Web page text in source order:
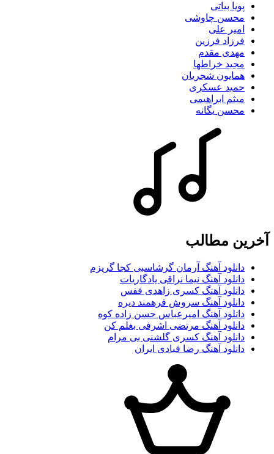
پویا بیاتی
محسن چاوشی
امیر علی
فرزاد فرزین
مهدی مقدم
مجید خراطها
همایون شجریان
حمید عسکری
میثم ابراهیمی
محسن یگانه
آخرین مطالب
دانلود آهنگ آرمان گرشاسبی کجا گریزم
دانلود آهنگ نیما نراقی یادگاریات
دانلود آهنگ کسری زاهدی قفس
دانلود آهنگ سروش فرهمند دیره
دانلود آهنگ امیرعباس حسن زاده کوه
دانلود آهنگ مرتضی اشرفی بغلم کن
دانلود آهنگ کسری گلشنی بی مرام
دانلود آهنگ رضا قبادی ایران